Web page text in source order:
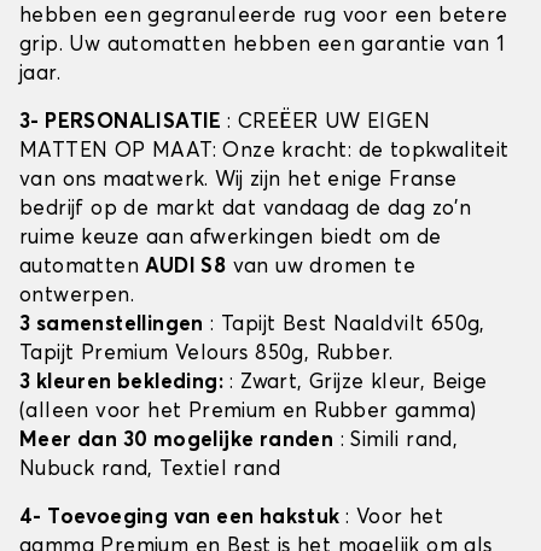
hebben een gegranuleerde rug voor een betere
grip. Uw automatten hebben een garantie van 1
jaar.
3- PERSONALISATIE: CREËER UW EIGEN
MATTEN OP MAAT: Onze kracht: de topkwaliteit
van ons maatwerk. Wij zijn het enige Franse
bedrijf op de markt dat vandaag de dag zo'n
ruime keuze aan afwerkingen biedt om de
automattenAUDI S8 van uw dromen te
ontwerpen.
3 samenstellingen : Tapijt Best Naaldvilt 650g,
Tapijt Premium Velours 850g, Rubber.
3 kleuren bekleding: : Zwart, Grijze kleur, Beige
(alleen voor het Premium en Rubber gamma)
Meer dan 30 mogelijke randen : Simili rand,
Nubuck rand, Textiel rand
4- Toevoeging van een hakstuk : Voor het